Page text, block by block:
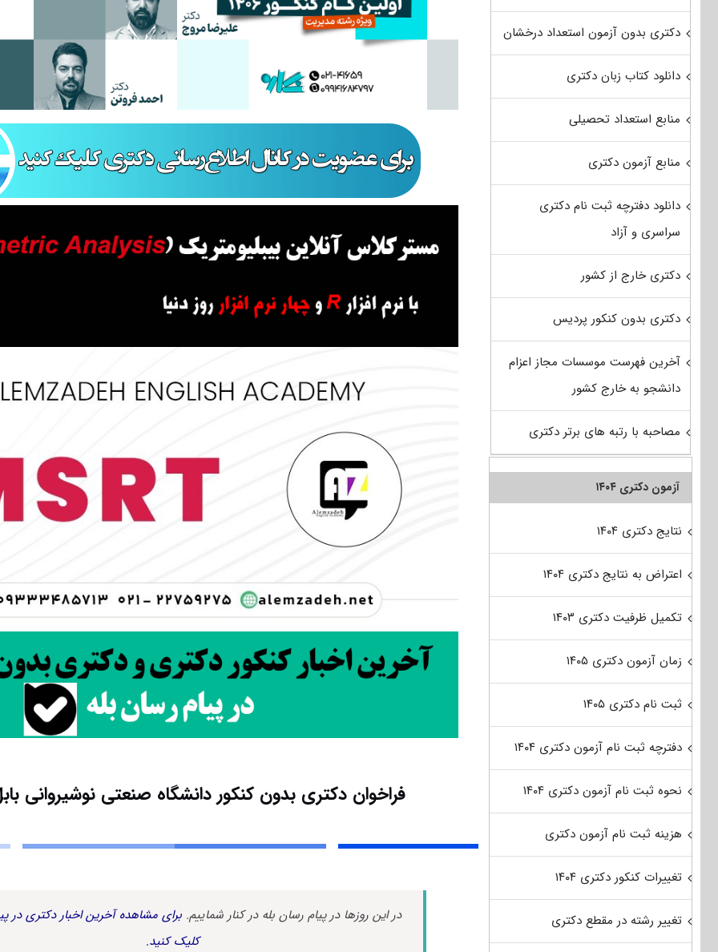
فراخوان دکتری بدون کنکور دانشگاه صنعتی نوشیروانی بابل
در این روزها در پیام رسان بله در کنار شماییم. برای مشاهده آخرین اخبار دکتری در
کلیک کنید.
دکتری بدون آزمون استعداد درخشان
دانلود کتاب زبان دکتری
منابع استعداد تحصیلی
منابع آزمون دکتری
دانلود دفترچه ثبت نام دکتری
سراسری و آزاد
دکتری خارج از کشور
دکتری بدون کنکور پردیس
آخرین فهرست موسسات مجاز اعزام
دانشجو به خارج کشور
مصاحبه با رتبه های برتر دکتری
آزمون دکتری ۱۴۰۴
نتایج دکتری ۱۴۰۴
اعتراض به نتایج دکتری ۱۴۰۴
تکمیل ظرفیت دکتری ۱۴۰۳
زمان آزمون دکتری ۱۴۰۵
ثبت نام دکتری ۱۴۰۵
دفترچه ثبت نام آزمون دکتری ۱۴۰۴
نحوه ثبت نام آزمون دکتری ۱۴۰۴
هزینه ثبت نام آزمون دکتری
تغییرات کنکور دکتری ۱۴۰۴
تغییر رشته در مقطع دکتری